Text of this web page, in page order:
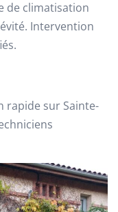
de climatisation
Intervention
rapide sur Sainte-